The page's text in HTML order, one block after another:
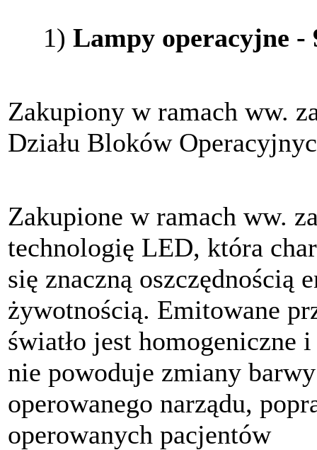
1) Lampy operacyjne -
Zakupiony w ramach ww.
Działu Bloków
Zakupione w ramach ww.
technologię LED, która
się znaczną oszczędnością
żywotnością. Emitowane
światło jest homogeniczne
nie powoduje zmiany barwy
operowanego narządu,
operowanych pacjentów